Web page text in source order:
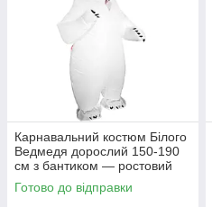
Карнавальний костюм Білого
Ведмедя дорослий 150-190
см з бантиком — ростовий
костюм ведмедика для
аніматорів
Готово до відправки